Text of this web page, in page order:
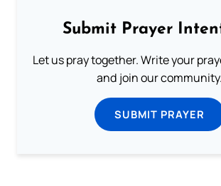
Submit Prayer
Let us pray together. Write your
and join our community.
SUBMIT PRAYER